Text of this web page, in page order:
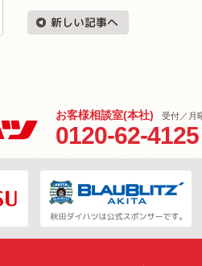
お客様相談室(本社) 受付／月
0120-62-4125